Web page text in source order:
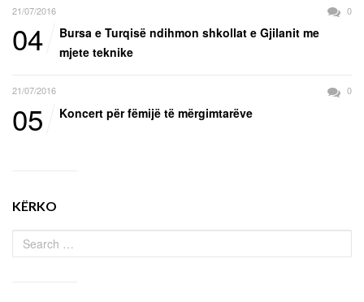
21/07/2016 0
04
Bursa e Turqisë ndihmon shkollat e Gjilanit me
mjete teknike
21/07/2016 0
05 Koncert për fëmijë të mërgimtarëve
KËRKO